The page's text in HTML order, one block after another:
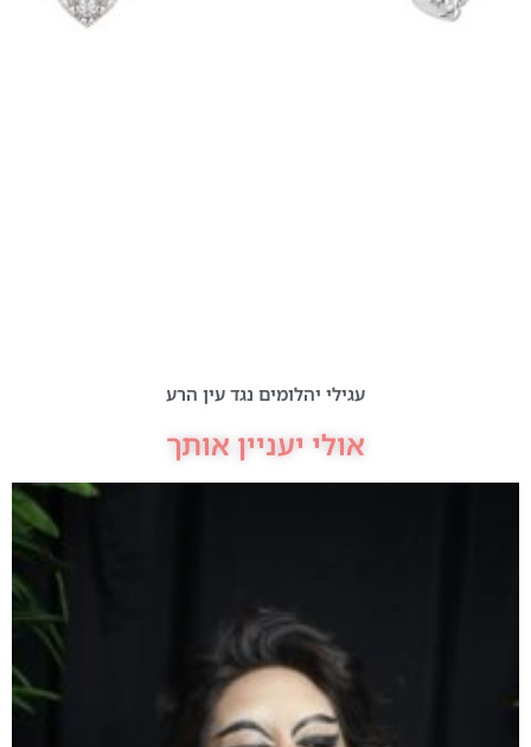
עגילי יהלומים נגד עין הרע
אולי יעניין אותך